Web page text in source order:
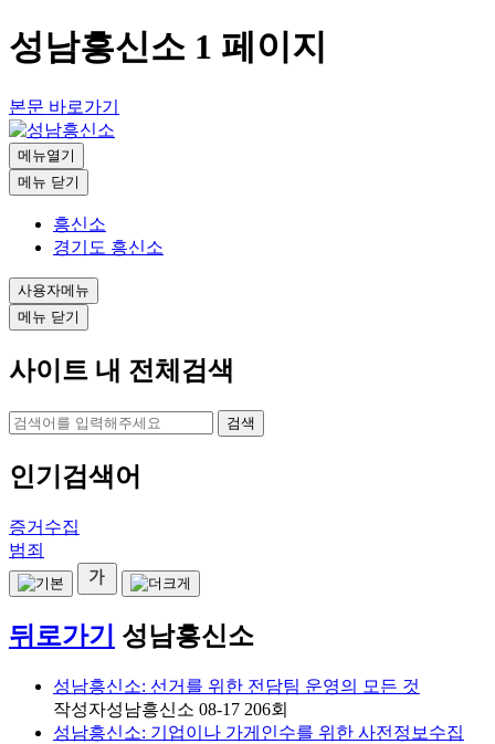
성남흥신소 1 페이지
본문 바로가기
메뉴열기
메뉴 닫기
흥신소
경기도 흥신소
사용자메뉴
메뉴 닫기
사이트 내 전체검색
검색
인기검색어
증거수집
범죄
뒤로가기 성남흥신소
성남흥신소: 선거를 위한 전담팀 운영의 모든 것
작성자성남흥신소 08-17 206회
성남흥신소: 기업이나 가게인수를 위한 사전정보수집